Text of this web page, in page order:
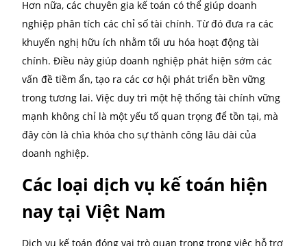
chính.
Cải thiện khả năng quản lý tài
chính
Dịch vụ kế toán đóng vai trò quan trọng trong việc
thiện khả năng quản lý tài chính của doanh nghiệp.
Bằng cách cung cấp các báo cáo tài chính chính xác
kịp thời, dịch vụ này giúp doanh nghiệp có cái nhìn
ràng hơn về tình hình tài chính của mình. Điều này
kỳ quan trọng trong việc ra quyết định kinh doanh,
việc đầu tư mới cho đến việc cắt giảm chi phí.